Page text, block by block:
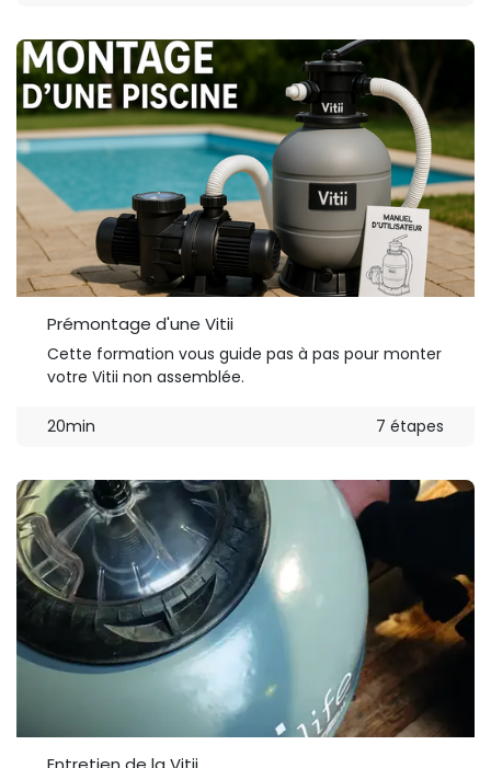
Prémontage d'une Vitii
Cette formation vous guide pas à pas pour monter
votre Vitii non assemblée.
20min 7 étapes